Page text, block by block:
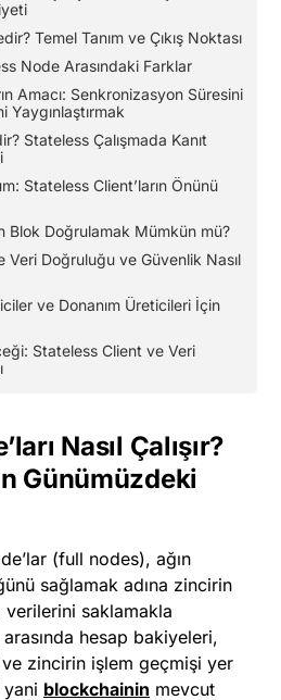
Temel Tanım ve Çıkış Noktası
Node Arasındaki Farklar
Amacı: Senkronizasyon Süresini
Yaygınlaştırmak
Stateless Çalışmada Kanıt
Stateless Client’ların Önünü
Blok Doğrulamak Mümkün mü?
Veri Doğruluğu ve Güvenlik Nasıl
ve Donanım Üreticileri İçin
Stateless Client ve Veri
Nasıl Çalışır?
Günümüzdeki
(full nodes), ağın
sağlamak adına zincirin
saklamakla
hesap bakiyeleri,
ve zincirin işlem geçmişi yer
yani blockchainin mevcut